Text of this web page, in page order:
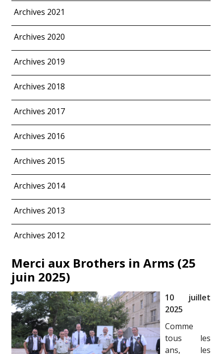
Archives 2021
Archives 2020
Archives 2019
Archives 2018
Archives 2017
Archives 2016
Archives 2015
Archives 2014
Archives 2013
Archives 2012
Merci aux Brothers in Arms (25
juin 2025)
10 juillet
2025
Comme
tous les
ans, les